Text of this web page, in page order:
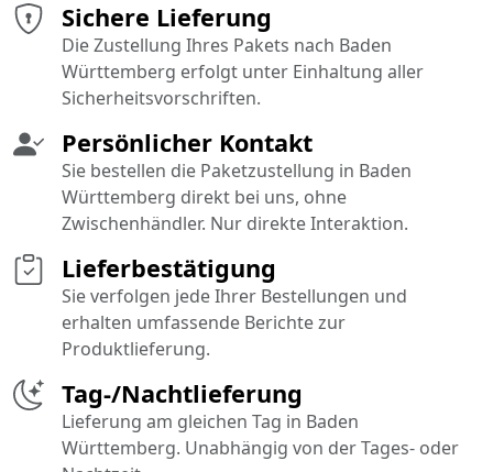
Sichere Lieferung
Die Zustellung Ihres Pakets nach Baden
Württemberg erfolgt unter Einhaltung aller
Sicherheitsvorschriften.
Tag-/Nachtlieferung
Lieferung am gleichen Tag in Baden
Württemberg. Unabhängig von der Tages- oder
Persönlicher Kontakt
Sie bestellen die Paketzustellung in Baden
Württemberg direkt bei uns, ohne
Zwischenhändler. Nur direkte Interaktion.
Lieferbestätigung
Sie verfolgen jede Ihrer Bestellungen und
erhalten umfassende Berichte zur
Produktlieferung.